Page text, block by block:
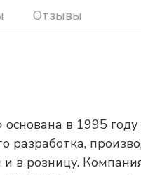
Отзывы
в 1995
разработка,
розницу.